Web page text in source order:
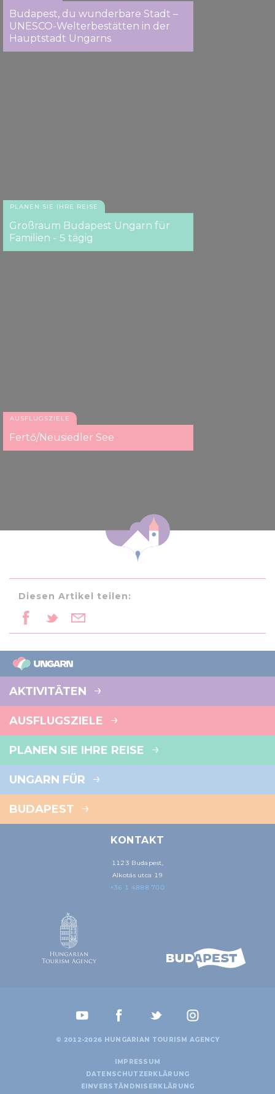
Budapest, du wunderbare Stadt –
UNESCO-Welterbestätten in der
Hauptstadt Ungarns
PLANEN SIE IHRE REISE
Großraum Budapest Ungarn für
Familien - 5 tägig
AUSFLUGSZIELE
Fertő/Neusiedler See
Diesen Artikel teilen:
AKTIVITÄTEN
AUSFLUGSZIELE
PLANEN SIE IHRE REISE
UNGARN FÜR
BUDAPEST
KONTAKT
1123 Budapest,
Alkotás utca 19
+36 1 4888 700
© 2012-2026 HUNGARIAN TOURISM AGENCY
IMPRESSUM
DATENSCHUTZERKLÄRUNG
EINVERSTÄNDNISERKLÄRUNG